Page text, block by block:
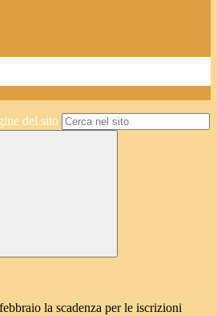
del sito
la scadenza per le iscrizioni